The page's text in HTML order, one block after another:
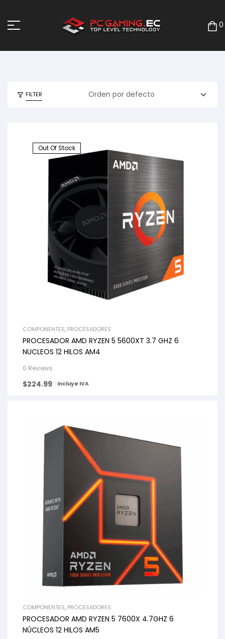
0
FILTER
Out Of Stock
COMPONENTES, PROCESADORES
PROCESADOR AMD RYZEN 5 5600XT 3.7 GHZ 6
NUCLEOS 12 HILOS AM4
0 Reviews
$224.99 Incluye IVA
COMPONENTES, PROCESADORES
PROCESADOR AMD RYZEN 5 7600X 4.7GHZ 6
NÚCLEOS 12 HILOS AM5